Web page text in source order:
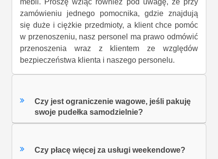
mebli. Proszę wziąć również pod uwagę, że przy
zamówieniu jednego pomocnika, gdzie znajdują
się duże i ciężkie przedmioty, a klient chce pomóc
w przenoszeniu, nasz personel ma prawo odmówić
przenoszenia wraz z klientem ze względów
bezpieczeństwa klienta i naszego personelu.
Czy jest ograniczenie wagowe, jeśli pakuję
swoje pudełka samodzielnie?
Czy płacę więcej za usługi weekendowe?